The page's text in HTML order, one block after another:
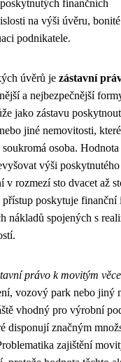
finančních
na výši úvěru,
podnikatele.
úvěrů je zástavní
a nejbezpečnější
jako zástavu poskytnout
jiné nemovitosti,
osoba. Hodnota
výši
rozmezí sto dvacet až
přístup poskytuje finanční
nákladů spojených s
právo k movitým
vozový park nebo jiný
vhodný pro výrobní
disponují značným
zajištění